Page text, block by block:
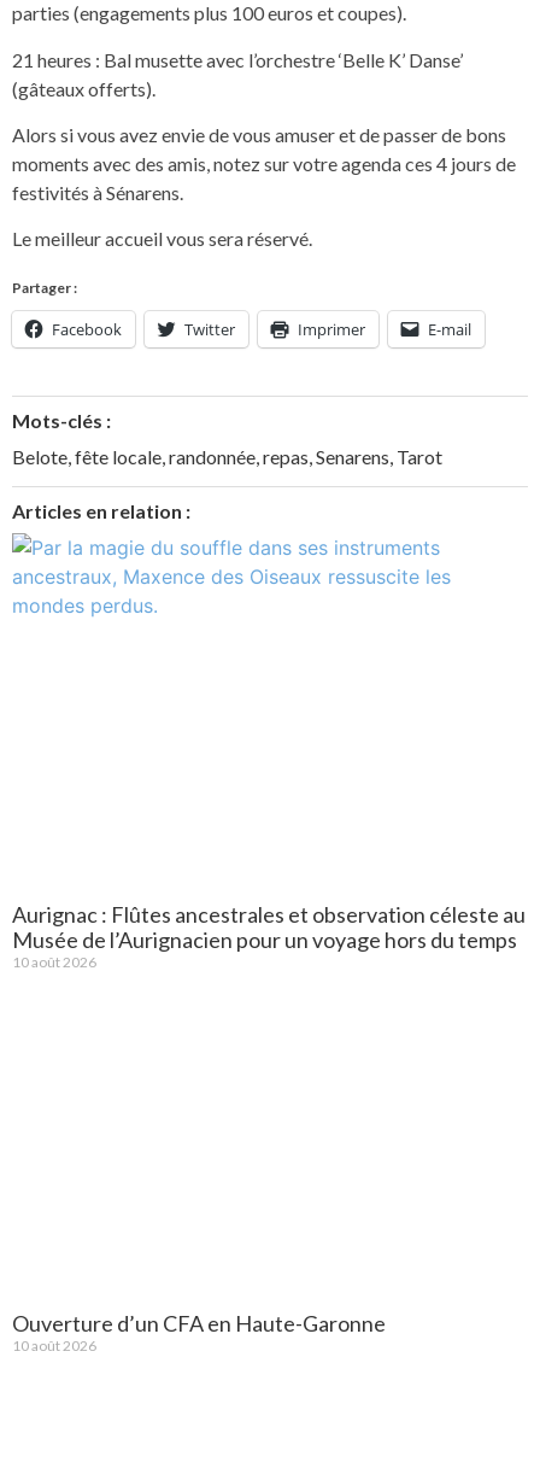
parties (engagements plus 100 euros et coupes).
21 heures : Bal musette avec l’orchestre ‘Belle K’ Danse’
(gâteaux offerts).
Alors si vous avez envie de vous amuser et de passer de bons
moments avec des amis, notez sur votre agenda ces 4 jours de
festivités à Sénarens.
Le meilleur accueil vous sera réservé.
Partager :
Facebook Twitter Imprimer E-mail
Mots-clés :
Belote fête locale randonnée repas Senarens Tarot
Articles en relation :
Aurignac : Flûtes ancestrales et observation céleste au
Musée de l’Aurignacien pour un voyage hors du temps
10 août 2026
Ouverture d’un CFA en Haute-Garonne
10 août 2026